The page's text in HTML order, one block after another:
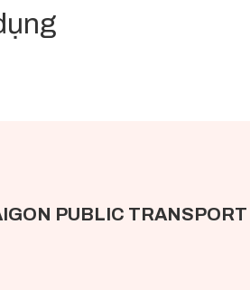
PUBLIC